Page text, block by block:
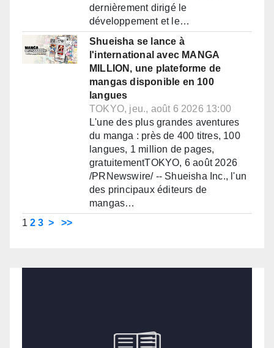
dernièrement dirigé le
développement et le…
Shueisha se lance à
l'international avec MANGA
MILLION, une plateforme de
mangas disponible en 100
langues
TOKYO, jeu., août 6 2026 13:00
L'une des plus grandes aventures
du manga : près de 400 titres, 100
langues, 1 million de pages,
gratuitementTOKYO, 6 août 2026
/PRNewswire/ -- Shueisha Inc., l'un
des principaux éditeurs de
mangas…
1 2 3 > >>